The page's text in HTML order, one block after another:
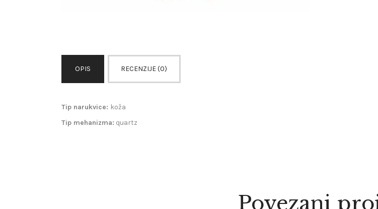
OPIS RECENZIJE (0)
Tip narukvice: koža
Tip mehanizma: quartz
Povezani